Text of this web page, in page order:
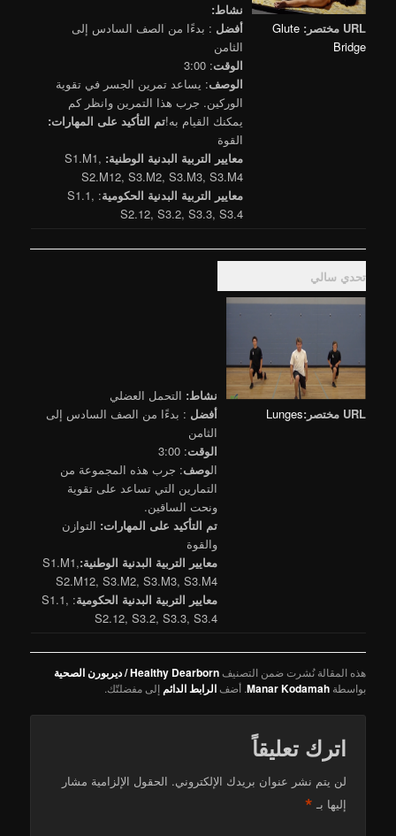
URL مختصر:
Glute
Bridge
نشاط:
أفضل : بدءًا من الصف السادس إلى
الثامن
الوقت: 3:00
الوصف: يساعد تمرين الجسر في تقوية
الوركين. جرب هذا التمرين وانظر كم
يمكنك القيام به!تم التأكيد على المهارات:
القوة
معايير التربية البدنية الوطنية: S1.M1,
S2.M12, S3.M2, S3.M3, S3.M4
معايير التربية البدنية الحكومية:
S1.1,
S2.12, S3.2, S3.3, S3.4
تحدي سالي
URL مختصر: Lunges
نشاط: التحمل العضلي
أفضل : بدءًا من الصف السادس إلى
الثامن
الوقت: 3:00
الوصف: جرب هذه المجموعة من
التمارين التي تساعد على تقوية
ونحت الساقين.
تم التأكيد على المهارات: التوازن
والقوة
معايير التربية البدنية الوطنية:S1.M1,
S2.M12, S3.M2, S3.M3, S3.M4
معايير التربية البدنية الحكومية:
S1.1,
S2.12, S3.2, S3.3, S3.4
هذه المقالة نُشرت ضمن التصنيفHealthy Dearborn / ديربورن الصحية
بواسطةManar Kodamah. أضفالرابط الدائم إلى مفضلتّك.
اترك تعليقاً
لن يتم نشر عنوان بريدك الإلكتروني. الحقول الإلزامية مشار
إليها بـ *